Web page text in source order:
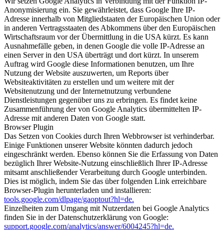
Anonymisierung ein. Sie gewährleistet, dass Google Ihre IP-
Adresse innerhalb von Mitgliedstaaten der Europäischen Union oder
in anderen Vertragsstaaten des Abkommens über den Europäischen
Wirtschaftsraum vor der Übermittlung in die USA kürzt. Es kann
Ausnahmefälle geben, in denen Google die volle IP-Adresse an
einen Server in den USA überträgt und dort kürzt. In unserem
Auftrag wird Google diese Informationen benutzen, um Ihre
Nutzung der Website auszuwerten, um Reports über
Websiteaktivitäten zu erstellen und um weitere mit der
Websitenutzung und der Internetnutzung verbundene
Dienstleistungen gegenüber uns zu erbringen. Es findet keine
Zusammenführung der von Google Analytics übermittelten IP-
Adresse mit anderen Daten von Google statt.
Browser Plugin
Das Setzen von Cookies durch Ihren Webbrowser ist verhinderbar.
Einige Funktionen unserer Website könnten dadurch jedoch
eingeschränkt werden. Ebenso können Sie die Erfassung von Daten
bezüglich Ihrer Website-Nutzung einschließlich Ihrer IP-Adresse
mitsamt anschließender Verarbeitung durch Google unterbinden.
Dies ist möglich, indem Sie das über folgenden Link erreichbare
Browser-Plugin herunterladen und installieren:
tools.google.com/dlpage/gaoptout?hl=de.
Einzelheiten zum Umgang mit Nutzerdaten bei Google Analytics
finden Sie in der Datenschutzerklärung von Google:
support.google.com/analytics/answer/6004245?hl=de.